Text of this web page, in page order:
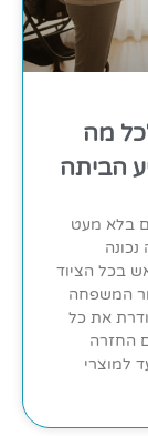
מה
הביתה
בלא מעט
בכל הציוד
המשפחה
את כל
החזרה
למוצרי